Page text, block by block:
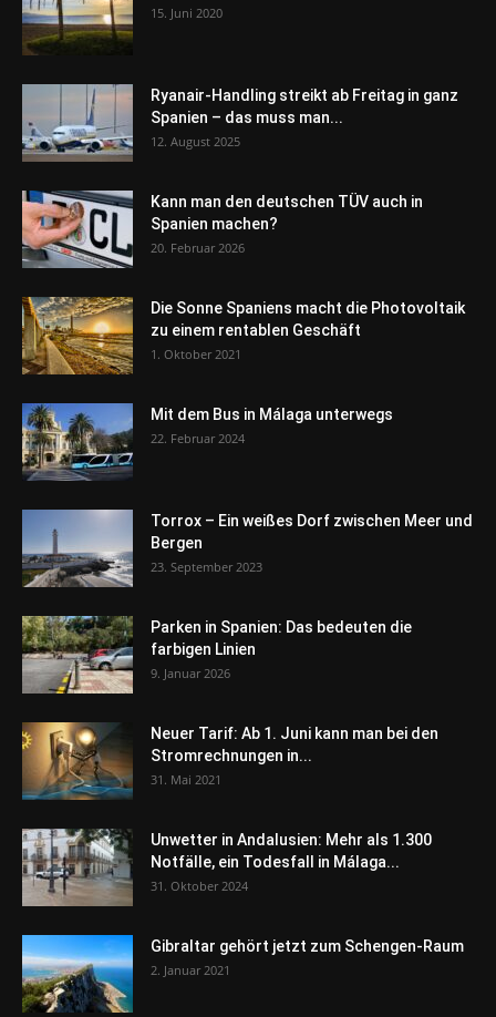
15. Juni 2020
Ryanair-Handling streikt ab Freitag in ganz
Spanien – das muss man...
12. August 2025
Kann man den deutschen TÜV auch in
Spanien machen?
20. Februar 2026
Die Sonne Spaniens macht die Photovoltaik
zu einem rentablen Geschäft
1. Oktober 2021
Mit dem Bus in Málaga unterwegs
22. Februar 2024
Torrox – Ein weißes Dorf zwischen Meer und
Bergen
23. September 2023
Parken in Spanien: Das bedeuten die
farbigen Linien
9. Januar 2026
Neuer Tarif: Ab 1. Juni kann man bei den
Stromrechnungen in...
31. Mai 2021
Unwetter in Andalusien: Mehr als 1.300
Notfälle, ein Todesfall in Málaga...
31. Oktober 2024
Gibraltar gehört jetzt zum Schengen-Raum
2. Januar 2021